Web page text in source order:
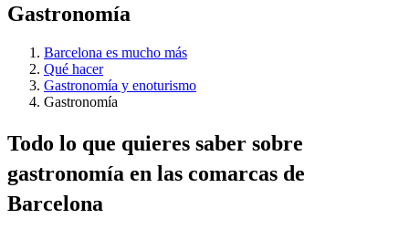
Gastronomía
Barcelona es mucho más
Qué hacer
Gastronomía y enoturismo
Gastronomía
Todo lo que quieres saber sobre
gastronomía en las comarcas de
Barcelona